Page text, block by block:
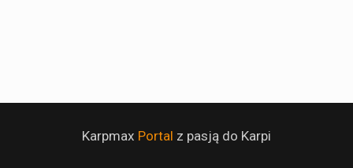
Karpmax Portal z pasją do Karpi